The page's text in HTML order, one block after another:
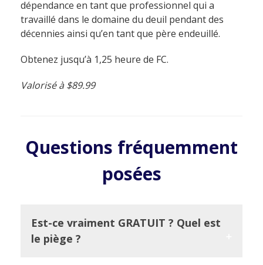
dépendance en tant que professionnel qui a
travaillé dans le domaine du deuil pendant des
décennies ainsi qu’en tant que père endeuillé.
Obtenez jusqu’à 1,25 heure de FC.
Valorisé à $89.99
Questions fréquemment
posées
Est-ce vraiment GRATUIT ? Quel est
le piège ?